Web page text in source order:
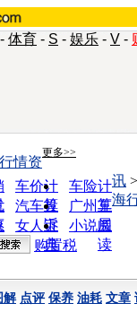
- 体育 - S - 娱乐 - V -
更多>>
车价计
算
车险计
算
汽车投
诉
广州车
展
女人宝
典
小说阅
读
行情资
讯
海
购置税
解 点评 保养 油耗 文章